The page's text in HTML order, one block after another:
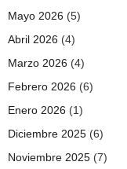
Mayo 2026 (5)
Abril 2026 (4)
Marzo 2026 (4)
Febrero 2026 (6)
Enero 2026 (1)
Diciembre 2025 (6)
Noviembre 2025 (7)